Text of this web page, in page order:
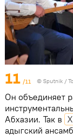
11 /11 © Sputnik /
Он объединяет
Абхазии. Так в
адыгский